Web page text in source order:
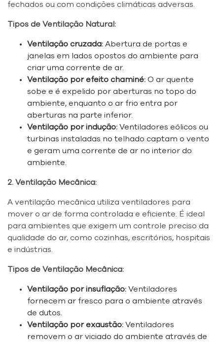
fechados ou com condições climáticas adversas.
Tipos de Ventilação Natural:
Ventilação cruzada: Abertura de portas e
janelas em lados opostos do ambiente para
criar uma corrente de ar.
Ventilação por efeito chaminé: O ar quente
sobe e é expelido por aberturas no topo do
ambiente, enquanto o ar frio entra por
aberturas na parte inferior.
Ventilação por indução: Ventiladores eólicos ou
turbinas instaladas no telhado captam o vento
e geram uma corrente de ar no interior do
ambiente.
2. Ventilação Mecânica:
A ventilação mecânica utiliza ventiladores para
mover o ar de forma controlada e eficiente. É ideal
para ambientes que exigem um controle preciso da
qualidade do ar, como cozinhas, escritórios, hospitais
e indústrias.
Tipos de Ventilação Mecânica:
Ventilação por insuflação: Ventiladores
fornecem ar fresco para o ambiente através
de dutos.
Ventilação por exaustão: Ventiladores
removem o ar viciado do ambiente através de